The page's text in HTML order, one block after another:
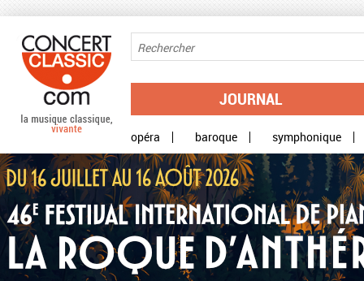
JOURNAL
opéra baroque symphonique